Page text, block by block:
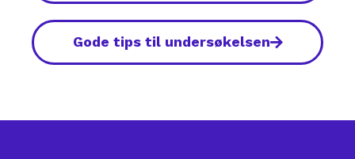
Gode tips til undersøkelsen